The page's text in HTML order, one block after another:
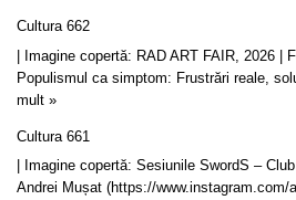
Cultura 662
| Imagine copertă: RAD ART FAIR, 2026 |
Populismul ca simptom: Frustrări reale,
mult »
Cultura 661
| Imagine copertă: Sesiunile SwordS –
Andrei Mușat (https://www.instagram.com/